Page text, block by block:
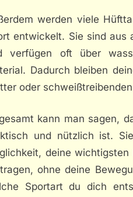
werden viele
entwickelt. Sie sind aus
verfügen oft über
Dadurch bleiben
oder
kann man sagen,
und nützlich ist.
deine
ohne deine
Sportart du dich